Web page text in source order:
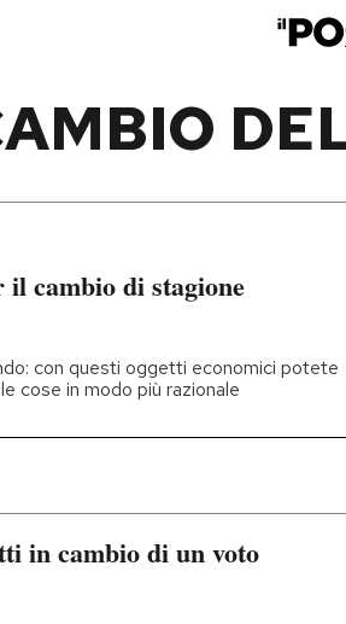
cambio di stagione
con questi oggetti economici potete
cose in modo più razionale
in cambio di un voto